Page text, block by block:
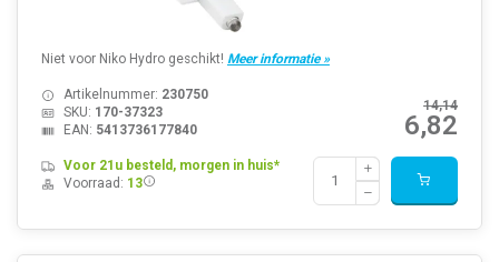
Niet voor Niko Hydro geschikt! Meer informatie »
14,14
6,82
Artikelnummer: 230750
SKU: 170-37323
EAN: 5413736177840
Voor 21u besteld, morgen in huis*
Voorraad: 13